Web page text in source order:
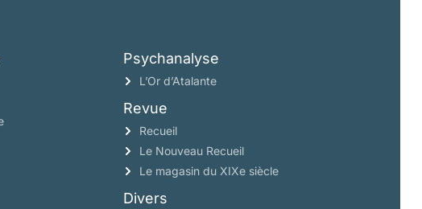
Psychanalyse
L’Or d’Atalante
Revue
Recueil
Le Nouveau Recueil
Le magasin du XIXe siècle
Divers